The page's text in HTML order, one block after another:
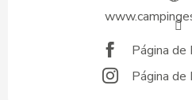
Página de
Página de